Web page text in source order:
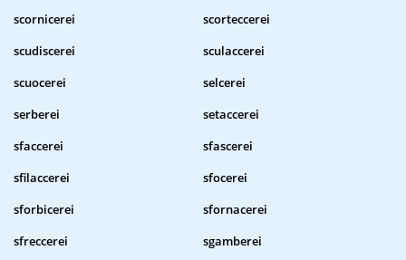
scornicerei
scorteccerei
scudiscerei
sculaccerei
scuocerei
selcerei
serberei
setaccerei
sfaccerei
sfascerei
sfilaccerei
sfocerei
sforbicerei
sfornacerei
sfreccerei
sgamberei